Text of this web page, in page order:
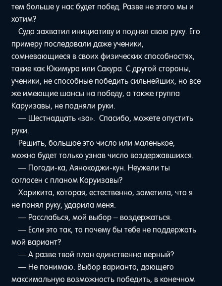
тем больше у нас будет побед. Разве не этого мы и
хотим?
Судо захватил инициативу и поднял свою руку. Его
примеру последовали даже ученики,
сомневающиеся в своих физических способностях,
такие как Юкимура или Сакура. С другой стороны,
ученики, не способные победить сильнейших, но все
же имеющие шансы на победу, а также группа
Каруизавы, не подняли руки.
— Шестнадцать «за». Спасибо, можете опустить
руки.
Решить, большое это число или маленькое,
можно будет только узнав число воздержавшихся.
— Погоди-ка, Аянокоджи-кун. Неужели ты
согласен с планом Каруизавы?
Хорикита, которая, естественно, заметила, что я
не понял руку, ударила меня.
— Расслабься, мой выбор – воздержаться.
— Если это так, то почему бы тебе не поддержать
мой вариант?
— А разве твой план единственно верный?
— Не понимаю. Выбор варианта, дающего
максимальную возможность победить, в конечном